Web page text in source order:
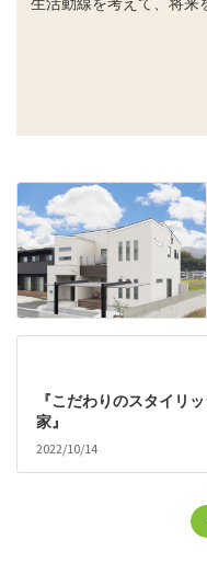
生活動線を考えて、将来
『こだわりのスタイリ
家』
2022/10/14